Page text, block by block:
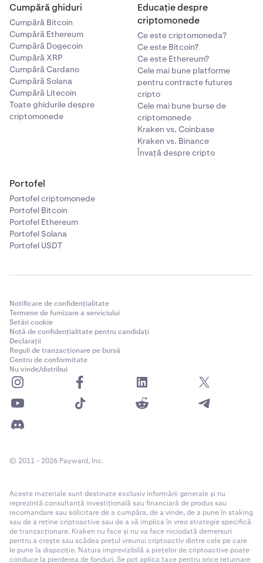
Cumpără ghiduri
Cumpără Bitcoin
Cumpără Ethereum
Cumpără Dogecoin
Cumpără XRP
Cumpără Cardano
Cumpără Solana
Cumpără Litecoin
Toate ghidurile despre
criptomonede
Educație despre
criptomonede
Ce este criptomoneda?
Ce este Bitcoin?
Ce este Ethereum?
Cele mai bune platforme
pentru contracte futures
cripto
Cele mai bune burse de
criptomonede
Kraken vs. Coinbase
Kraken vs. Binance
Învață despre cripto
Portofel
Portofel criptomonede
Portofel Bitcoin
Portofel Ethereum
Portofel Solana
Portofel USDT
Notificare de confidențialitate
Termene de furnizare a serviciului
Setări cookie
Notă de confidențialitate pentru candidați
Declarații
Reguli de tranzacționare pe bursă
Centru de conformitate
Nu vinde/distribui
© 2011 - 2026 Payward, Inc.
Aceste materiale sunt destinate exclusiv informării generale și nu
reprezintă consultanță investițională sau financiară de produs sau
recomandare sau solicitare de a cumpăra, de a vinde, de a pune în staking
sau de a reține criptoactive sau de a vă implica în vreo strategie specifică
de tranzacționare. Kraken nu face și nu va face niciodată demersuri
pentru a crește sau scădea prețul vreunui criptoactiv dintre cele pe care
le pune la dispoziție. Natura imprevizibilă a piețelor de criptoactive poate
conduce la pierderea de fonduri. Se pot aplica taxe pentru orice returnare